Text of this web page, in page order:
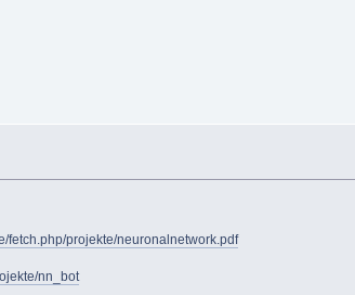
fetch.php/projekte/neuronalnetwork.pdf
nn_bot